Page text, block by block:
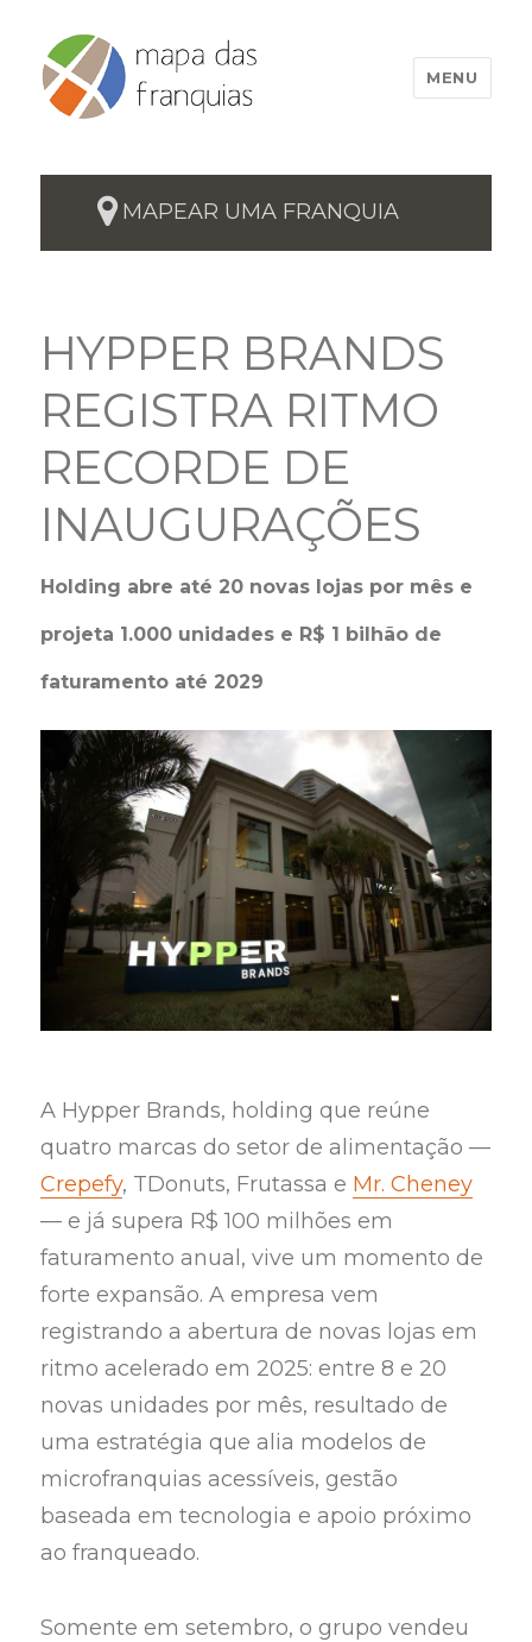
MENU
MAPEAR UMA FRANQUIA
HYPPER BRANDS
REGISTRA RITMO
RECORDE DE
INAUGURAÇÕES
Holding abre até 20 novas lojas por mês e
projeta 1.000 unidades e R$ 1 bilhão de
faturamento até 2029
A Hypper Brands, holding que reúne
quatro marcas do setor de alimentação —
Crepefy, TDonuts, Frutassa e Mr. Cheney
— e já supera R$ 100 milhões em
faturamento anual, vive um momento de
forte expansão. A empresa vem
registrando a abertura de novas lojas em
ritmo acelerado em 2025: entre 8 e 20
novas unidades por mês, resultado de
uma estratégia que alia modelos de
microfranquias acessíveis, gestão
baseada em tecnologia e apoio próximo
ao franqueado.
Somente em setembro, o grupo vendeu